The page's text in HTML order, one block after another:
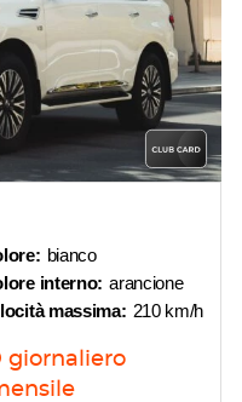
bianco
interno: arancione
massima: 210 km/h
giornaliero